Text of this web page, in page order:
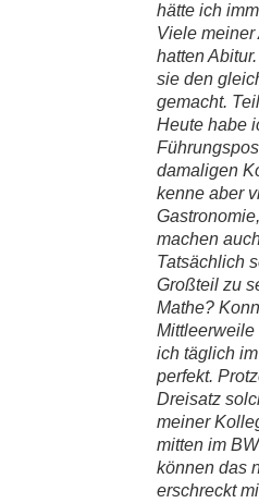
hätte ich
Viele
hatten
sie den
gemacht.
Heute habe
damaligen
kenne aber
machen
Tatsächlich
Großteil zu
Mathe?
Mittleerweile
ich täglich
perfekt.
Dreisatz
meiner
mitten im
können das
erschreckt